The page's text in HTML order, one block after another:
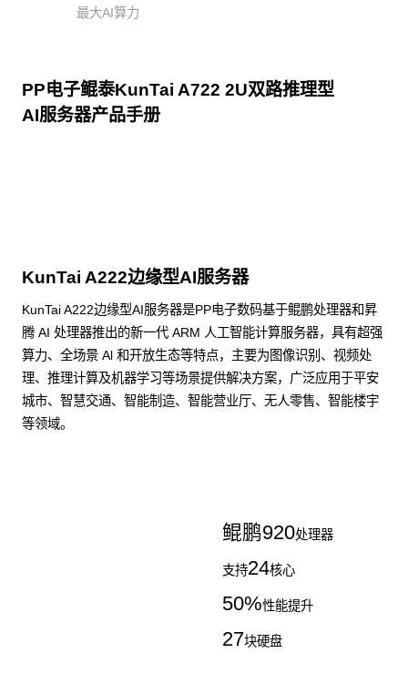
最大AI算力
PP电子鲲泰KunTai A722 2U双路推理型
AI服务器产品手册
KunTai A222边缘型AI服务器
KunTai A222边缘型AI服务器是PP电子数码基于鲲鹏处理器和昇
腾 AI 处理器推出的新一代 ARM 人工智能计算服务器，具有超强
算力、全场景 Al 和开放生态等特点，主要为图像识别、视频处
理、推理计算及机器学习等场景提供解决方案，广泛应用于平安
城市、智慧交通、智能制造、智能营业厅、无人零售、智能楼宇
等领域。
鲲鹏920处理器
支持24核心
50%性能提升
27块硬盘